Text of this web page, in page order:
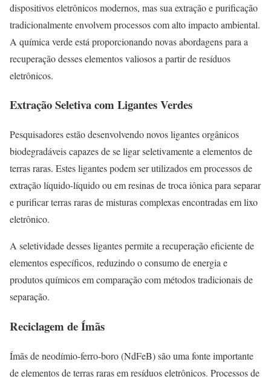
dispositivos eletrônicos modernos, mas sua extração e purificação
tradicionalmente envolvem processos com alto impacto ambiental.
A química verde está proporcionando novas abordagens para a
recuperação desses elementos valiosos a partir de resíduos
eletrônicos.
Extração Seletiva com Ligantes Verdes
Pesquisadores estão desenvolvendo novos ligantes orgânicos
biodegradáveis capazes de se ligar seletivamente a elementos de
terras raras. Estes ligantes podem ser utilizados em processos de
extração líquido-líquido ou em resinas de troca iônica para separar
e purificar terras raras de misturas complexas encontradas em lixo
eletrônico.
A seletividade desses ligantes permite a recuperação eficiente de
elementos específicos, reduzindo o consumo de energia e
produtos químicos em comparação com métodos tradicionais de
separação.
Reciclagem de Ímãs
Ímãs de neodímio-ferro-boro (NdFeB) são uma fonte importante
de elementos de terras raras em resíduos eletrônicos. Processos de